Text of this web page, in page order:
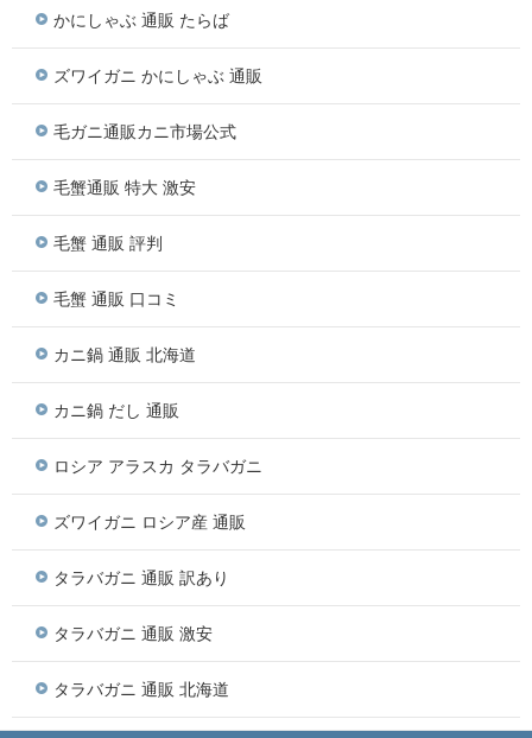
かにしゃぶ 通販 たらば
ズワイガニ かにしゃぶ 通販
毛ガニ通販カニ市場公式
毛蟹通販 特大 激安
毛蟹 通販 評判
毛蟹 通販 口コミ
カニ鍋 通販 北海道
カニ鍋 だし 通販
ロシア アラスカ タラバガニ
ズワイガニ ロシア産 通販
タラバガニ 通販 訳あり
タラバガニ 通販 激安
タラバガニ 通販 北海道